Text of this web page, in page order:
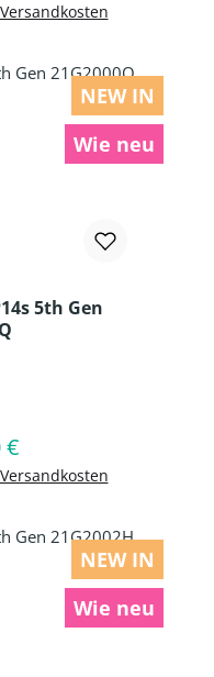
NEW IN
Wie neu
5th Gen
€
NEW IN
Wie neu